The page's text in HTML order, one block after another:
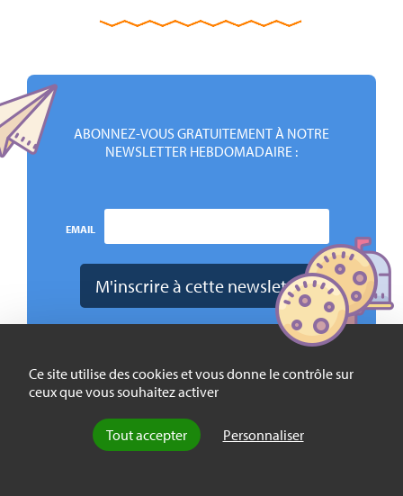
Ce site utilise des cookies et vous donne le contrôle sur
ceux que vous souhaitez activer
Tout accepter Personnaliser
ABONNEZ-VOUS GRATUITEMENT À NOTRE
NEWSLETTER HEBDOMADAIRE :
EMAIL
Carl Havelange, « La mécanique du regard »,La Vie des idées
septembre 2017. ISSN : 2105-3030. URL : https://laviedesidees.fr/La-